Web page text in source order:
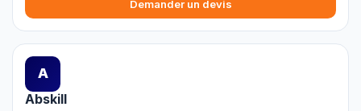
Demander un devis
A
Abskill